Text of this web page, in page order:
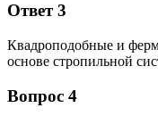
Ответ 3
Квадроподобные и
основе стропильной
Вопрос 4